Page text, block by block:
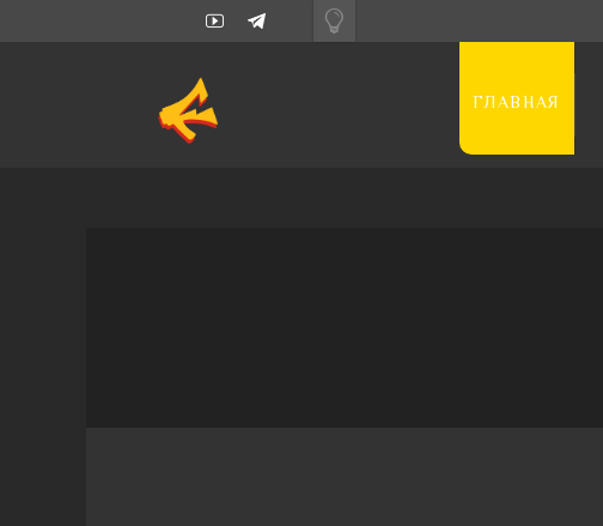
ГЛАВНАЯ